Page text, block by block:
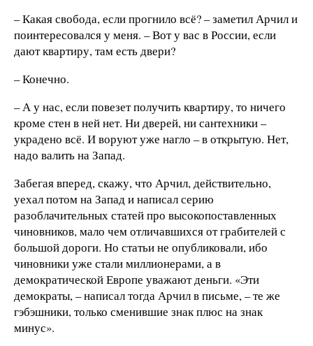
– Какая свобода, если прогнило всё? – заметил Арчил и
поинтересовался у меня. – Вот у вас в России, если
дают квартиру, там есть двери?
– Конечно.
– А у нас, если повезет получить квартиру, то ничего
кроме стен в ней нет. Ни дверей, ни сантехники –
украдено всё. И воруют уже нагло – в открытую. Нет,
надо валить на Запад.
Забегая вперед, скажу, что Арчил, действительно,
уехал потом на Запад и написал серию
разоблачительных статей про высокопоставленных
чиновников, мало чем отличавшихся от грабителей с
большой дороги. Но статьи не опубликовали, ибо
чиновники уже стали миллионерами, а в
демократической Европе уважают деньги. «Эти
демократы, – написал тогда Арчил в письме, – те же
гэбэшники, только сменившие знак плюс на знак
минус».